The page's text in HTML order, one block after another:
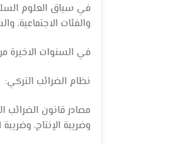
في سياق العلوم
والفئات الاجتماعية،
في السنوات الاخيرة
نظام الضرائب التركي:
مصادر قانون الضرائب
وضريبة الإنتاج،